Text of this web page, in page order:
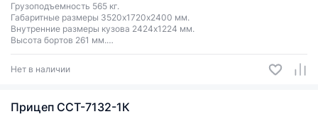
Грузоподъемность 565 кг.
Габаритные размеры 3520х1720х2400 мм.
Внутренние размеры кузова 2424х1224 мм.
Высота бортов 261 мм.
Передний и задний борта откидные.
Нет в наличии
Прицеп ССТ-7132-1К